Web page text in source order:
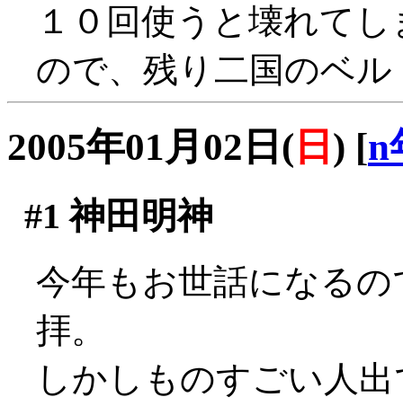
１０回使うと壊れて
ので、残り二国のベ
2005年01月02日( 日 ) [n
#1 神田明神
今年もお世話になる
拝。
しかしものすごい人